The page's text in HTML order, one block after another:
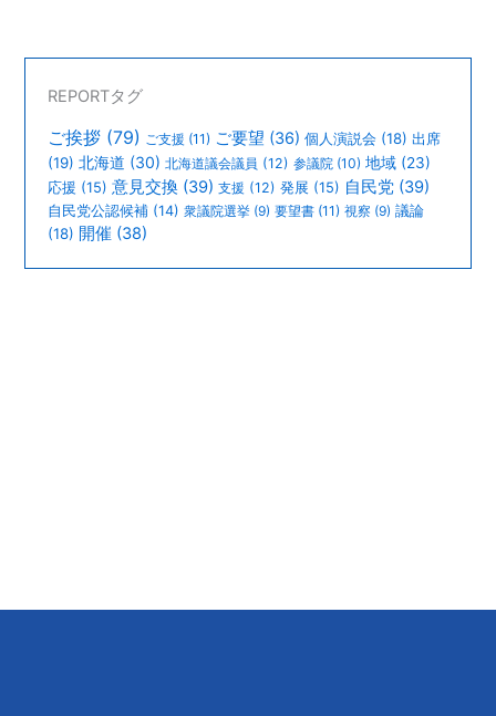
REPORTタグ
ご挨拶 (79) ご支援 (11) ご要望 (36) 個人演説会 (18) 出席
(19) 北海道 (30) 北海道議会議員 (12) 参議院 (10) 地域 (23)
応援 (15) 意見交換 (39) 支援 (12) 発展 (15) 自民党 (39)
自民党公認候補 (14) 衆議院選挙 (9) 要望書 (11) 視察 (9) 議論
(18) 開催 (38)